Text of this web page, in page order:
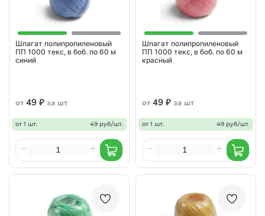
Шпагат полипропиленовый
ПП 1000 текс, в боб. по 60 м
синий
от 49 ₽ за шт
от 1 шт. 49 руб/шт.
Шпагат полипропиленовый
ПП 1000 текс, в боб. по 60 м
красный
от 49 ₽ за шт
от 1 шт. 49 руб/шт.